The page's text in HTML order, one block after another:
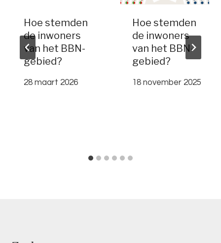
Hoe stemden
de inwoners
van het BBN-
gebied?
28 maart 2026
Hoe stemden
de inwoners
van het BBN-
gebied?
18 november 2025